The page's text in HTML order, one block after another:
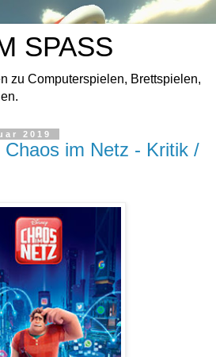
SPASS
zu Computerspielen, Brettspielen,
2019
Chaos im Netz - Kritik /